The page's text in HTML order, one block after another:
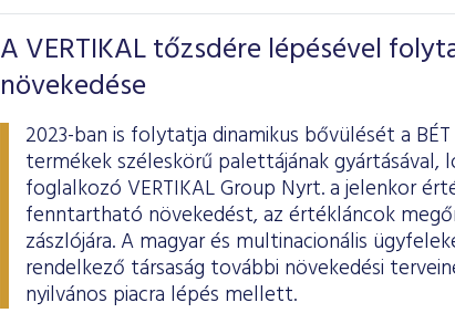
A VERTIKAL tőzsdére lépésével
növekedése
2023-ban is folytatja dinamikus bővülését a
termékek széleskörű palettájának gyártásával,
foglalkozó VERTIKAL Group Nyrt. a jelenkor
fenntartható növekedést, az értékláncok
zászlójára. A magyar és multinacionális
rendelkező társaság további növekedési
nyilvános piacra lépés mellett.